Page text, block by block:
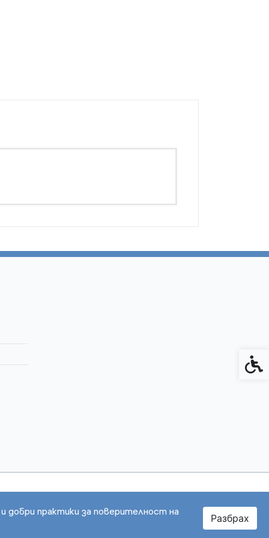
добри практики за поверителност на
Разбрах